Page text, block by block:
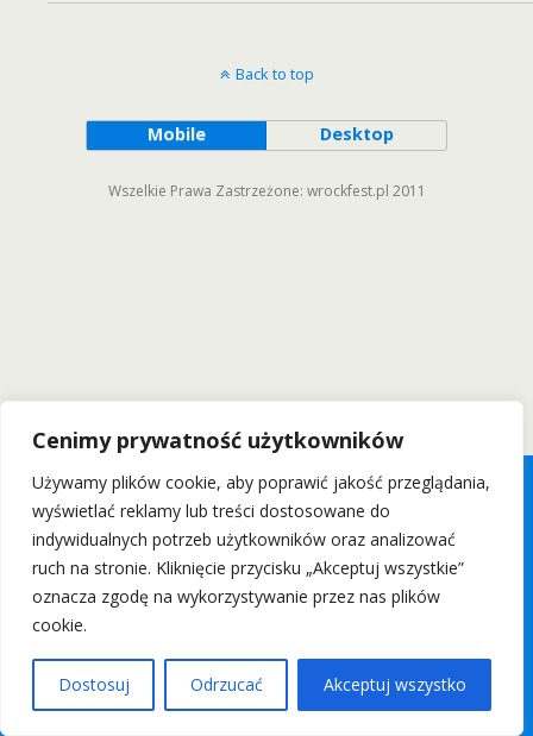
Cenimy prywatność użytkowników
Używamy plików cookie, aby poprawić jakość przeglądania,
wyświetlać reklamy lub treści dostosowane do
indywidualnych potrzeb użytkowników oraz analizować
ruch na stronie. Kliknięcie przycisku „Akceptuj wszystkie”
oznacza zgodę na wykorzystywanie przez nas plików
cookie.
Dostosuj Odrzucać Akceptuj wszystko
Back to top
Mobile Desktop
Wszelkie Prawa Zastrzeżone: wrockfest.pl 2011